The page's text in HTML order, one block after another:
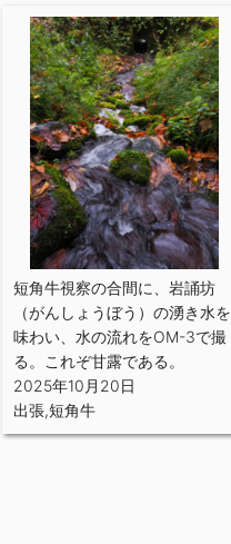
短角牛視察の合間に、岩誦坊
（がんしょうぼう）の湧き水を
味わい、水の流れをOM-3で撮
る。これぞ甘露である。
2025年10月20日
出張,短角牛